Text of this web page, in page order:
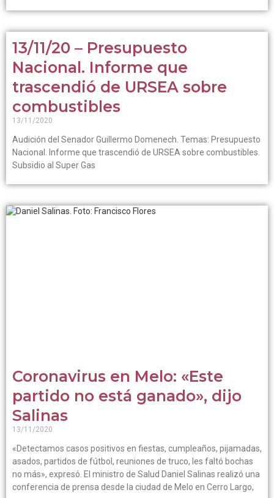
13/11/20 – Presupuesto
Nacional. Informe que
trascendió de URSEA sobre
combustibles
13/11/2020
Audición del Senador Guillermo Domenech. Temas: Presupuesto
Nacional. Informe que trascendió de URSEA sobre combustibles.
Subsidio al Super Gas
Coronavirus en Melo: «Este
partido no está ganado», dijo
Salinas
13/11/2020
«Detectamos casos positivos en fiestas, cumpleaños, pijamadas,
asados, partidos de fútbol, reuniones de truco, les faltó bochas
no más», expresó. El ministro de Salud Daniel Salinas realizó una
conferencia de prensa desde la ciudad de Melo en Cerro Largo,